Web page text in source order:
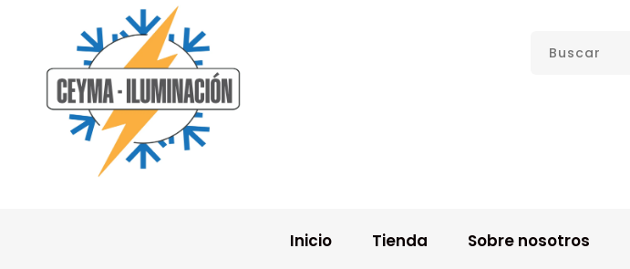
Inicio Tienda Sobre nosotros